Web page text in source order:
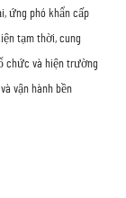
ứng phó khẩn cấp
tạm thời, cung
chức và hiện trường
vận hành bền